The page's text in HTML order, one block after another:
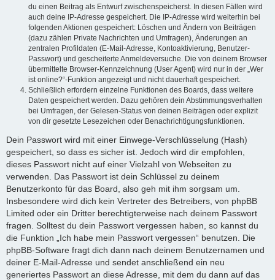
du einen Beitrag als Entwurf zwischenspeicherst. In diesen Fällen wird
auch deine IP-Adresse gespeichert. Die IP-Adresse wird weiterhin bei
folgenden Aktionen gespeichert: Löschen und Ändern von Beiträgen
(dazu zählen Private Nachrichten und Umfragen), Änderungen an
zentralen Profildaten (E-Mail-Adresse, Kontoaktivierung, Benutzer-
Passwort) und gescheiterte Anmeldeversuche. Die von deinem Browser
übermittelte Browser-Kennzeichnung (User Agent) wird nur in der „Wer
ist online?“-Funktion angezeigt und nicht dauerhaft gespeichert.
Schließlich erfordern einzelne Funktionen des Boards, dass weitere
Daten gespeichert werden. Dazu gehören dein Abstimmungsverhalten
bei Umfragen, der Gelesen-Status von deinen Beiträgen oder explizit
von dir gesetzte Lesezeichen oder Benachrichtigungsfunktionen.
Dein Passwort wird mit einer Einwege-Verschlüsselung (Hash)
gespeichert, so dass es sicher ist. Jedoch wird dir empfohlen,
dieses Passwort nicht auf einer Vielzahl von Webseiten zu
verwenden. Das Passwort ist dein Schlüssel zu deinem
Benutzerkonto für das Board, also geh mit ihm sorgsam um.
Insbesondere wird dich kein Vertreter des Betreibers, von phpBB
Limited oder ein Dritter berechtigterweise nach deinem Passwort
fragen. Solltest du dein Passwort vergessen haben, so kannst du
die Funktion „Ich habe mein Passwort vergessen“ benutzen. Die
phpBB-Software fragt dich dann nach deinem Benutzernamen und
deiner E-Mail-Adresse und sendet anschließend ein neu
generiertes Passwort an diese Adresse, mit dem du dann auf das